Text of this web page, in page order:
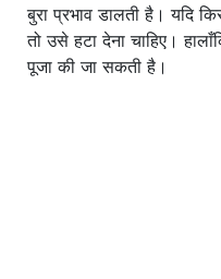
बुरा प्रभाव डालती है। यदि
तो उसे हटा देना चाहिए।
पूजा की जा सकती है।